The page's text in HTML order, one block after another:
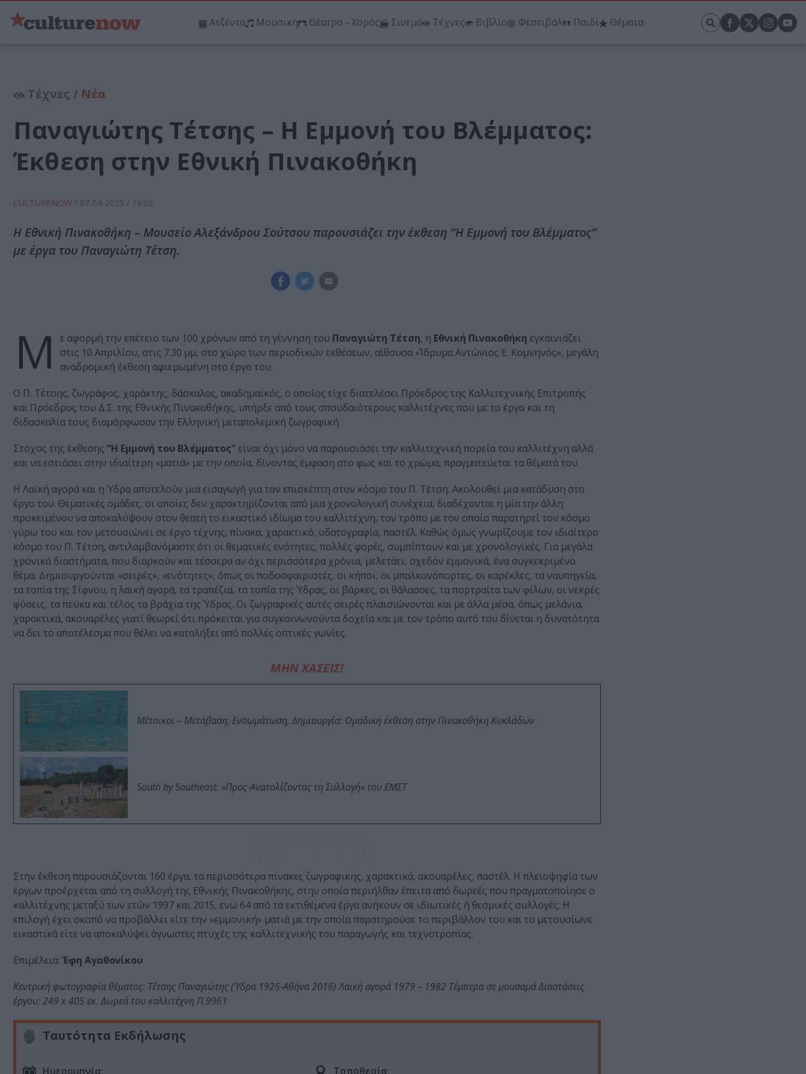
Ατζέντα Μουσική Θέατρο - Χορός Σινεμά Τέχνες Βιβλίο Φεστιβάλ Παιδί Θέματα
Τέχνες / Νέα
Παναγιώτης Τέτσης – Η Εμμονή του Βλέμματος:
Έκθεση στην Εθνική Πινακοθήκη
CULTURENOW / 07-04-2025 / 19:02
H Εθνική Πινακοθήκη – Μουσείο Αλεξάνδρου Σούτσου παρουσιάζει την έκθεση “Η Εμμονή του Βλέμματος”
με έργα του Παναγιώτη Τέτση.
Μ ε αφορμή την επέτειο των 100 χρόνων από τη γέννηση του Παναγιώτη Τέτση, η Εθνική Πινακοθήκη εγκαινιάζει
στις 10 Απριλίου, στις 7.30 μμ, στο χώρο των περιοδικών εκθέσεων, αίθουσα «Ίδρυμα Αντώνιος Ε. Κομνηνός», μεγάλη
αναδρομική έκθεση αφιερωμένη στο έργο του.
Ο Π. Τέτσης, ζωγράφος, χαράκτης, δάσκαλος, ακαδημαϊκός, ο οποίος είχε διατελέσει Πρόεδρος της Καλλιτεχνικής Επιτροπής
και Πρόεδρος του Δ.Σ. της Εθνικής Πινακοθήκης, υπήρξε από τους σπουδαιότερους καλλιτέχνες που με το έργο και τη
διδασκαλία τους διαμόρφωσαν την Ελληνική μεταπολεμική ζωγραφική.
Στόχος της έκθεσης “Η Εμμονή του Βλέμματος” είναι όχι μόνο να παρουσιάσει την καλλιτεχνική πορεία του καλλιτέχνη αλλά
και να εστιάσει στην ιδιαίτερη «ματιά» με την οποία, δίνοντας έμφαση στο φως και το χρώμα, πραγματεύεται τα θέματά του.
Η Λαϊκή αγορά και η Ύδρα αποτελούν μια εισαγωγή για τον επισκέπτη στον κόσμο του Π. Τέτση. Ακολουθεί μια κατάδυση στο
έργο του. Θεματικές ομάδες, οι οποίες δεν χαρακτηρίζονται από μια χρονολογική συνέχεια, διαδέχονται η μία την άλλη
προκειμένου να αποκαλύψουν στον θεατή το εικαστικό ιδίωμα του καλλιτέχνη, τον τρόπο με τον οποίο παρατηρεί τον κόσμο
γύρω του και τον μετουσιώνει σε έργο τέχνης, πίνακα, χαρακτικό, υδατογραφία, παστέλ. Καθώς όμως γνωρίζουμε τον ιδιαίτερο
κόσμο του Π. Τέτση, αντιλαμβανόμαστε ότι οι θεματικές ενότητες, πολλές φορές, συμπίπτουν και με χρονολογικές. Για μεγάλα
χρονικά διαστήματα, που διαρκούν και τέσσερα αν όχι περισσότερα χρόνια, μελετάει, σχεδόν εμμονικά, ένα συγκεκριμένο
θέμα. Δημιουργούνται «σειρές», «ενότητες», όπως οι ποδοσφαιριστές, οι κήποι, οι μπαλκονόπορτες, οι καρέκλες, τα ναυπηγεία,
τα τοπία της Σίφνου, η λαϊκή αγορά, τα τραπέζια, τα τοπία της Ύδρας, οι βάρκες, οι θάλασσες, τα πορτραίτα των φίλων, οι νεκρές
φύσεις, τα πεύκα και τέλος τα βράχια της Ύδρας. Οι ζωγραφικές αυτές σειρές πλαισιώνονται και με άλλα μέσα, όπως μελάνια,
χαρακτικά, ακουαρέλες γιατί θεωρεί ότι πρόκειται για συγκοινωνούντα δοχεία και με τον τρόπο αυτό του δίνεται η δυνατότητα
να δει το αποτέλεσμα που θέλει να καταλήξει από πολλές οπτικές γωνίες.
ΜΗΝ ΧΑΣΕΙΣ!
Μέτοικοι – Μετάβαση, Ενσωμάτωση, Δημιουργία: Ομαδική έκθεση στην Πινακοθήκη Κυκλάδων
South by Southeast: «Προς-Ανατολίζοντας τη Συλλογή» του ΕΜΣΤ
Στην έκθεση παρουσιάζονται 160 έργα, τα περισσότερα πίνακες ζωγραφικής, χαρακτικά, ακουαρέλες, παστέλ. Η πλειοψηφία των
έργων προέρχεται από τη συλλογή της Εθνικής Πινακοθήκης, στην οποία περιήλθαν έπειτα από δωρεές που πραγματοποίησε ο
καλλιτέχνης μεταξύ των ετών 1997 και 2015, ενώ 64 από τα εκτιθέμενα έργα ανήκουν σε ιδιωτικές ή θεσμικές συλλογές. Η
επιλογή έχει σκοπό να προβάλλει είτε την «εμμονική» ματιά με την οποία παρατηρούσε το περιβάλλον του και το μετουσίωνε
εικαστικά είτε να αποκαλύψει άγνωστες πτυχές της καλλιτεχνικής του παραγωγής και τεχνοτροπίας.
Επιμέλεια: Έφη Αγαθονίκου
Κεντρική φωτογραφία θέματος: Τέτσης Παναγιώτης (Ύδρα 1925-Αθήνα 2016) Λαϊκή αγορά 1979 – 1982 Τέμπερα σε μουσαμά Διαστάσεις
έργου: 249 x 405 εκ. Δωρεά του καλλιτέχνη Π.9961
Ταυτότητα Εκδήλωσης
Ημερομηνία: Τοποθεσία: